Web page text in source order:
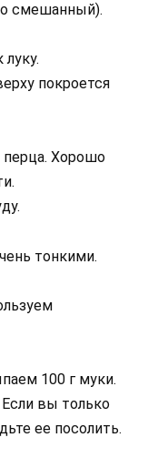
смешанный).
покроется
Хорошо
тонкими.
100 г муки.
вы только
ее посолить.